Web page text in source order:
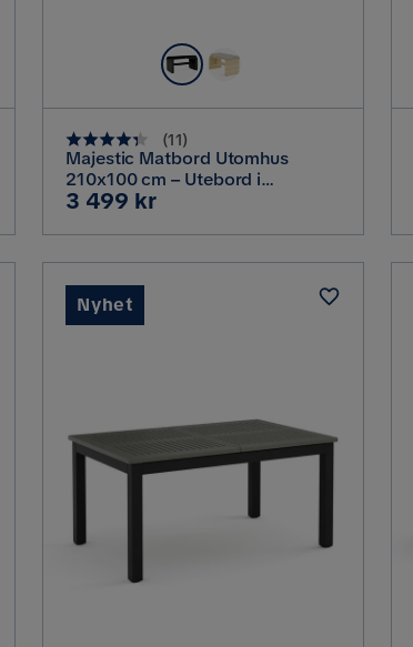
(11)
Majestic Matbord Utomhus
210x100 cm – Utebord i
konstrotting med bordsskiva i
Svart
Pris
3 499 kr
Nyhet